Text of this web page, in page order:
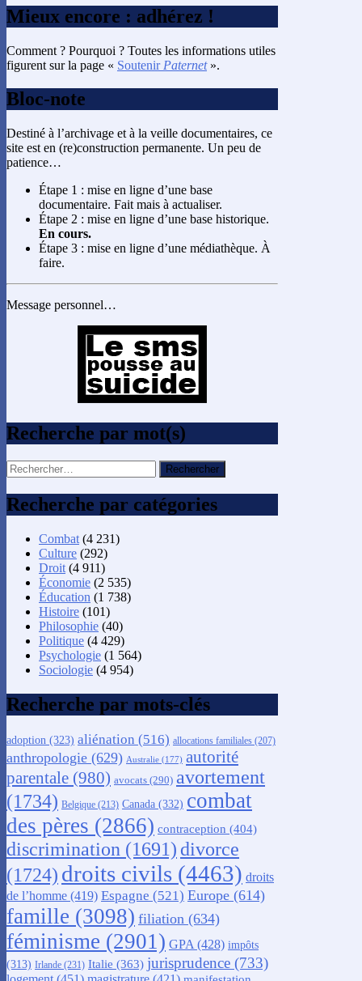
Mieux encore : adhérez !
Comment ? Pourquoi ? Toutes les informations utiles
figurent sur la page « Soutenir Paternet».
Bloc-note
Destiné à l’archivage et à la veille documentaires, ce
site est en (re)construction permanente. Un peu de
patience…
Étape 1 : mise en ligne d’une base
documentaire. Fait mais à actualiser.
Étape 2 : mise en ligne d’une base historique.
En cours.
Étape 3 : mise en ligne d’une médiathèque. À
faire.
Message personnel…
Recherche par mot(s)
Rechercher :
Recherche par catégories
Combat (4 231)
Culture (292)
Droit (4 911)
Économie (2 535)
Éducation (1 738)
Histoire (101)
Philosophie (40)
Politique (4 429)
Psychologie (1 564)
Sociologie (4 954)
Recherche par mots-clés
adoption (323) aliénation (516) allocations familiales (207)
anthropologie (629) Australie (177) autorité
parentale (980) avocats (290) avortement
(1734) Belgique (213) Canada (332) combat
des pères (2866) contraception (404)
discrimination (1691) divorce
(1724) droits civils (4463) droits
de l’homme (419) Espagne (521) Europe (614)
famille (3098) filiation (634)
féminisme (2901) GPA (428) impôts
(313) Irlande (231) Italie (363) jurisprudence (733)